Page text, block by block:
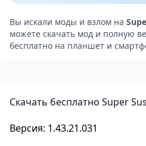
подозрительное
где решается судьба
Стратегия предателей:
устраняйте игроков и
Графика и интерфейс
делает её доступной и
Вы искали моды и взлом на
можете скачать мод и полную
бесплатно на планшет и
Скачать бесплатно Super
Версия: 1.43.21.031